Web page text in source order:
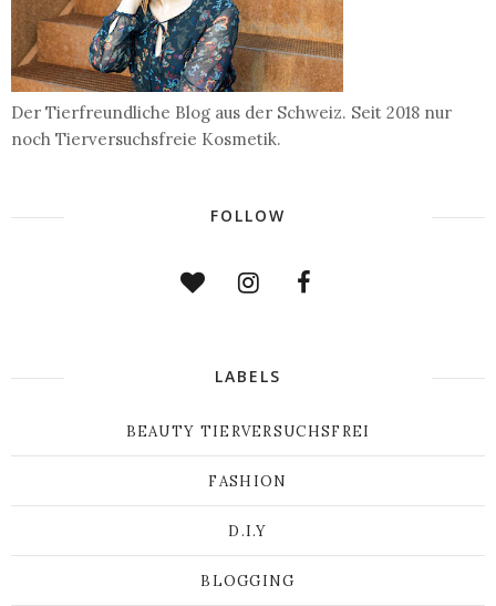
Der Tierfreundliche Blog aus der Schweiz. Seit 2018 nur
noch Tierversuchsfreie Kosmetik.
FOLLOW
LABELS
BEAUTY TIERVERSUCHSFREI
FASHION
D.I.Y
BLOGGING